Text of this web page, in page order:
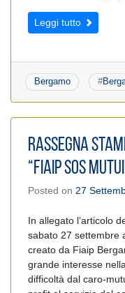
Leggi tutto
Bergamo #
RASSEGNA
“FIAIP SOS
Posted on 27
In allegato l’articolo
sabato 27 settembre
creato da Fiaip
grande interesse
difficoltà dal caro-